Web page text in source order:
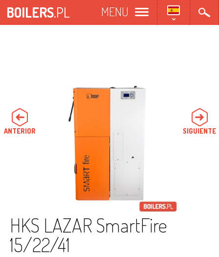
BOILERS.PL MENU
HKS LAZAR SmartFire
15/22/41
ANTERIOR SIGUIENTE